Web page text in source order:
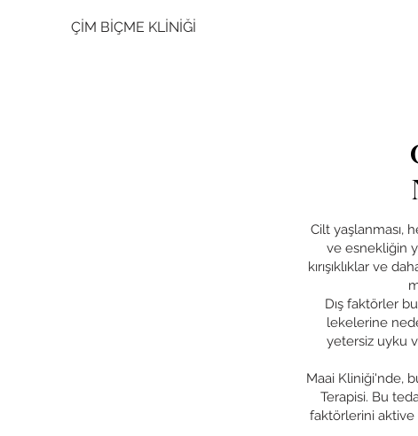
ÇİM BİÇME KLİNİĞİ
Cilt yaşlanması,
ve esnekliğin
kırışıklıklar ve
Dış faktörler
lekelerine
yetersiz uyku
Maai Kliniği'nde,
Terapisi. Bu
faktörlerini aktive